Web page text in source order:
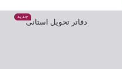
دفاتر تحویل استانی
جدید